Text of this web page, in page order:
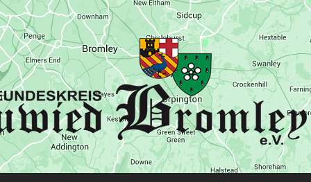
MENU